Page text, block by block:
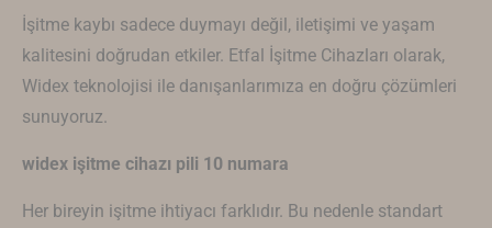
İşitme kaybı sadece duymayı değil, iletişimi ve yaşam
kalitesini doğrudan etkiler. Etfal İşitme Cihazları olarak,
Widex teknolojisi ile danışanlarımıza en doğru çözümleri
sunuyoruz.
widex işitme cihazı pili 10 numara
Her bireyin işitme ihtiyacı farklıdır. Bu nedenle standart